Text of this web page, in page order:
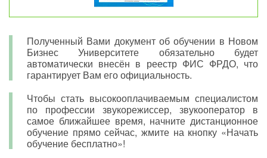
Полученный Вами документ об обучении в Новом
Бизнес Университете обязательно будет
автоматически внесён в реестр ФИС ФРДО, что
гарантирует Вам его официальность.
Чтобы стать высокооплачиваемым специалистом
по профессии звукорежиссер, звукооператор в
самое ближайшее время, начните дистанционное
обучение прямо сейчас, жмите на кнопку «Начать
обучение бесплатно»!